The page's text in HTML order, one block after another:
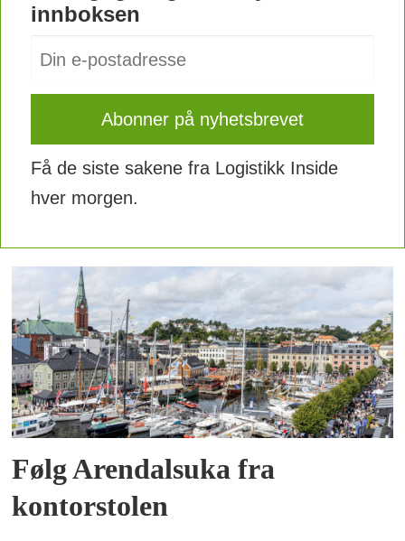
innboksen
Få de siste sakene fra Logistikk Inside
hver morgen.
Følg Arendalsuka fra
kontorstolen